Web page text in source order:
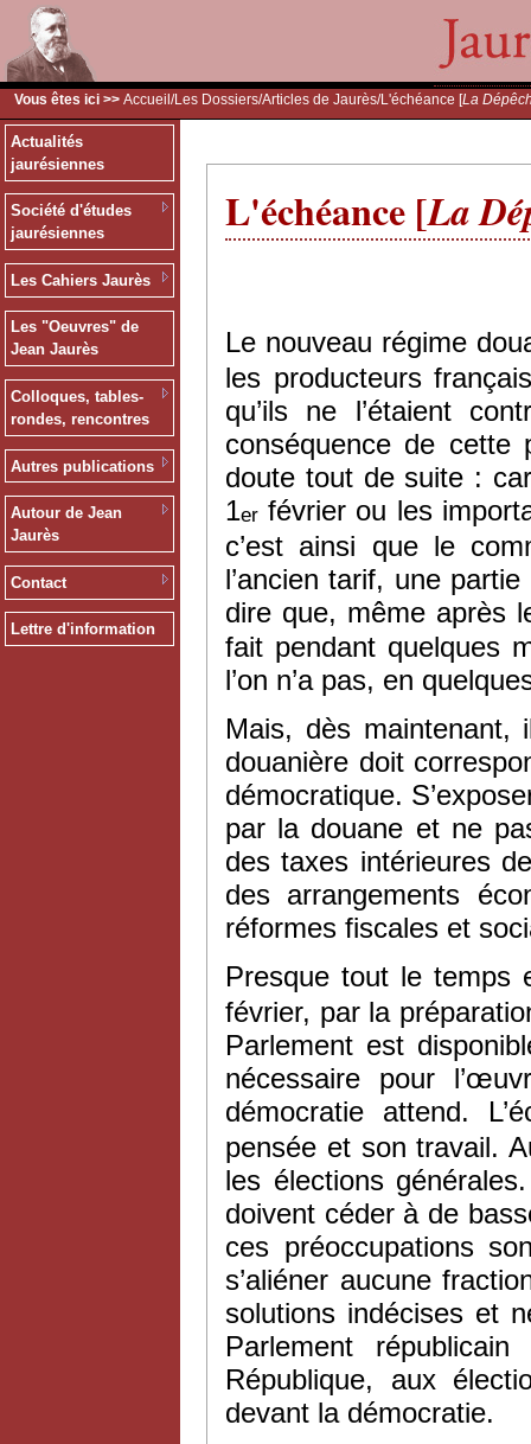
Vous êtes ici >> Accueil /Les Dossiers/Articles de Jaurès/L'échéance [La
Actualités
jaurésiennes
Société d'études
jaurésiennes
Les Cahiers Jaurès
Les "Oeuvres" de
Jean Jaurès
Colloques, tables-
rondes, rencontres
Autres publications
Autour de Jean
Jaurès
Contact
Lettre d'information
L'échéance [La
Le nouveau régime
les producteurs
qu’ils ne l’étaient
conséquence de
doute tout de suite :
1er février ou les
c’est ainsi que le
l’ancien tarif, une
dire que, même après
fait pendant quelques
l’on n’a pas, en
Mais, dès maintenant,
douanière doit
démocratique.
par la douane et ne
des taxes intérieures
des arrangements
réformes fiscales et
Presque tout le temps
février, par la
Parlement est
nécessaire pour
démocratie attend.
pensée et son travail.
les élections
doivent céder à de
ces préoccupations
s’aliéner aucune
solutions indécises et
Parlement
République, aux
devant la démocratie.